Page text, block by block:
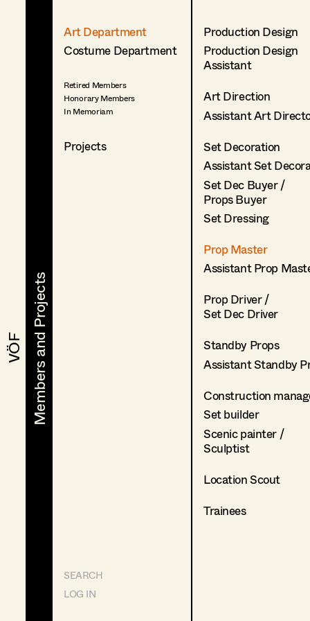
VÖF
VÖF Members and Projects
Members and Projects
Art Department
Costume Department
Retired Members
Honorary Members
In Memoriam
Projects
SEARCH
LOG IN
Production Design
Production Design
Assistant
Art Direction
Assistant Art
Set Decoration
Assistant Set
Set Dec Buyer /
Props Buyer
Set Dressing
Prop Master
Assistant Prop
Prop Driver /
Set Dec Driver
Standby Props
Assistant Standby
Construction
Set builder
Scenic painter /
Sculptist
Location Scout
Trainees